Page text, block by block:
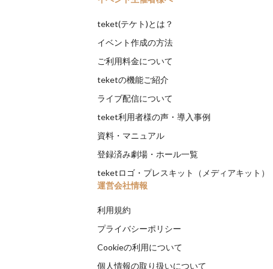
teket(テケト)とは？
イベント作成の方法
ご利用料金について
teketの機能ご紹介
ライブ配信について
teket利用者様の声・導入事例
資料・マニュアル
登録済み劇場・ホール一覧
teketロゴ・プレスキット（メディアキット）
運営会社情報
利用規約
プライバシーポリシー
Cookieの利用について
個人情報の取り扱いについて